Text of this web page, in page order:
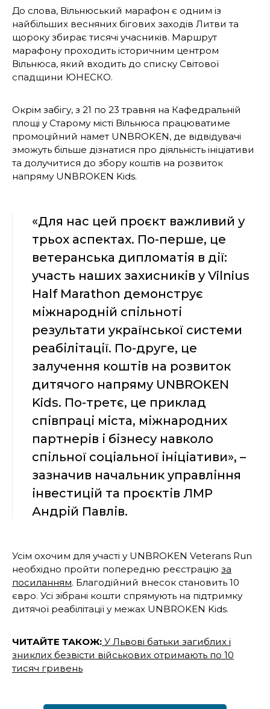
До слова, Вільнюський марафон є одним із
найбільших весняних бігових заходів Литви та
щороку збирає тисячі учасників. Маршрут
марафону проходить історичним центром
Вільнюса, який входить до списку Світової
спадщини ЮНЕСКО.
Окрім забігу, з 21 по 23 травня на Кафедральній
площі у Старому місті Вільнюса працюватиме
промоційний намет UNBROKEN, де відвідувачі
зможуть більше дізнатися про діяльність ініціативи
та долучитися до збору коштів на розвиток
напряму UNBROKEN Kids.
«Для нас цей проєкт важливий у
трьох аспектах. По-перше, це
ветеранська дипломатія в дії:
участь наших захисників у Vilnius
Half Marathon демонструє
міжнародній спільноті
результати української системи
реабілітації. По-друге, це
залучення коштів на розвиток
дитячого напряму UNBROKEN
Kids. По-третє, це приклад
співпраці міста, міжнародних
партнерів і бізнесу навколо
спільної соціальної ініціативи», –
зазначив начальник управління
інвестицій та проєктів ЛМР
Андрій Павлів.
Усім охочим для участі у UNBROKEN Veterans Run
необхідно пройти попередню реєстрацію за
посиланням. Благодійний внесок становить 10
євро. Усі зібрані кошти спрямують на підтримку
дитячої реабілітації у межах UNBROKEN Kids.
ЧИТАЙТЕ ТАКОЖ: У Львові батьки загиблих і
зниклих безвісти військових отримають по 10
тисяч гривень